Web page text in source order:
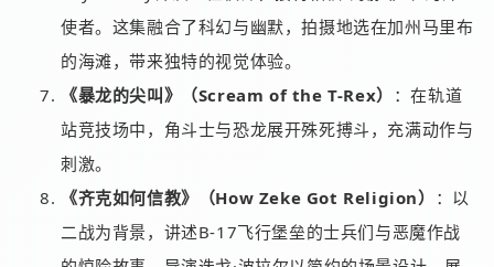
使者。这集融合了科幻与幽默，拍摄地选在加州马里布
的海滩，带来独特的视觉体验。
《暴龙的尖叫》（Scream of the T-Rex） ：在轨道
站竞技场中，角斗士与恐龙展开殊死搏斗，充满动作与
刺激。
《齐克如何信教》（How Zeke Got Religion） ：以
二战为背景，讲述B-17飞行堡垒的士兵们与恶魔作战